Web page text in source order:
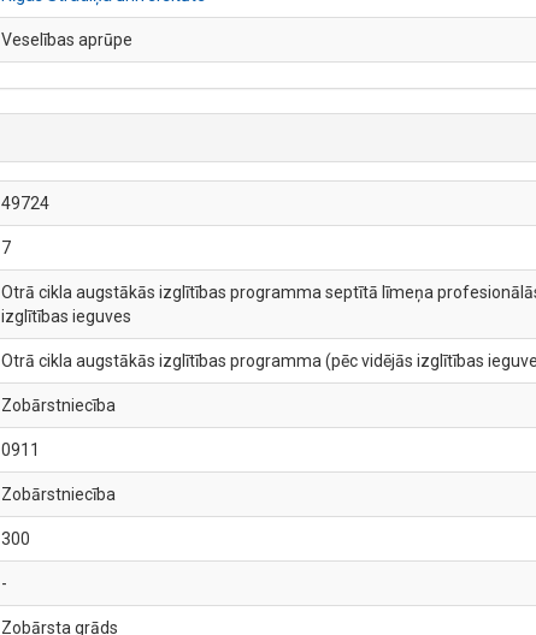
Veselības aprūpe
49724
7
Otrā cikla augstākās izglītības programma septītā līmeņa
izglītības ieguves
Otrā cikla augstākās izglītības programma (pēc vidējās izglītības
Zobārstniecība
0911
Zobārstniecība
300
-
Zobārsta grāds